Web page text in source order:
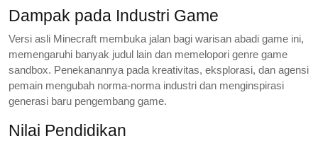
Dampak pada Industri Game
Versi asli Minecraft membuka jalan bagi warisan abadi game ini,
memengaruhi banyak judul lain dan memelopori genre game
sandbox. Penekanannya pada kreativitas, eksplorasi, dan agensi
pemain mengubah norma-norma industri dan menginspirasi
generasi baru pengembang game.
Nilai Pendidikan